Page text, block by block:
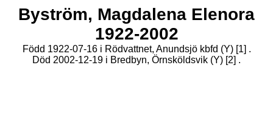
Byström, Magdalena Elenora
1922-2002
Född 1922-07-16 i Rödvattnet, Anundsjö kbfd (Y) [1] .
Död 2002-12-19 i Bredbyn, Örnsköldsvik (Y) [2] .